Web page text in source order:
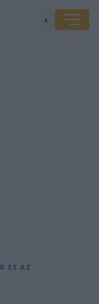
◐
ÉS AZ